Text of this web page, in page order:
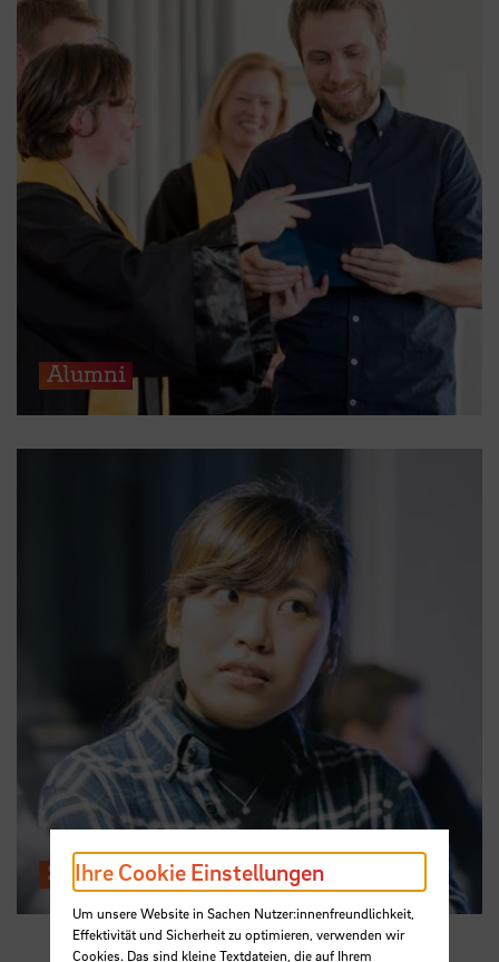
Alumni
Studienzweifel
Ihre Cookie Einstellungen
Um unsere Website in Sachen Nutzer:innenfreundlichkeit,
Effektivität und Sicherheit zu optimieren, verwenden wir
Cookies. Das sind kleine Textdateien, die auf Ihrem